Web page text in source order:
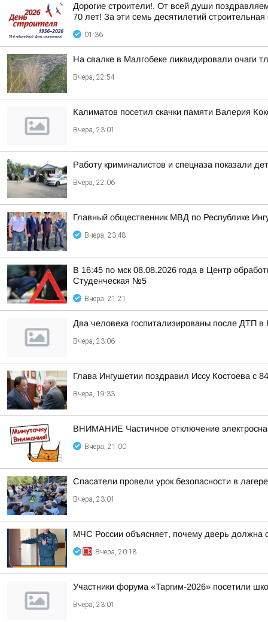
Дорогие строители!. От всей души
70 лет! За эти семь десятилетий
01:36
На свалке в Малгобеке ликвидировали очаги
Вчера, 22:54
Калиматов посетил скачки памяти Валерия
Вчера, 23:01
Работу криминалистов и спецназа показали
Вчера, 22:06
Главный общественник МВД по Республике
Вчера, 23:48
В 16:45 по мск 08.08.2026 года в Центр
Студенческая №5
Вчера, 21:21
Два человека госпитализированы после ДТП в
Вчера, 23:06
Глава Ингушетии поздравил Иссу Костоева с
Вчера, 19:33
ВНИМАНИЕ Частичное отключение
Вчера, 21:00
Спасатели провели урок безопасности в
Вчера, 23:01
МЧС России объясняет, почему дверь должна
Вчера, 20:18
Участники форума «Таргим-2026» посетили
Вчера, 23:01